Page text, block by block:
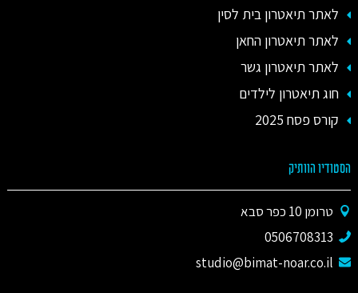
לאתר תיאטרון בית לסין
לאתר תיאטרון החאן
לאתר תיאטרון גשר
חוג תיאטרון לילדים
קורס פסח 2025
הסטודיו הוותיק
טרומן 10 כפר סבא
0506708313
studio@bimat-noar.co.il